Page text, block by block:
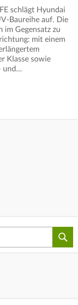
schlägt Hyundai
Baureihe auf. Die
Gegensatz zu
mit einem
Klasse sowie
und…